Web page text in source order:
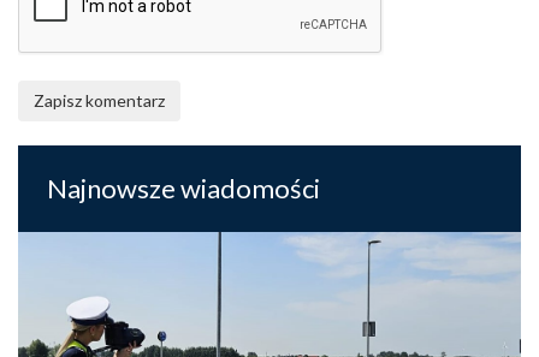
Zapisz komentarz
Najnowsze wiadomości